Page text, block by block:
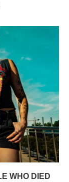
WHO DIED